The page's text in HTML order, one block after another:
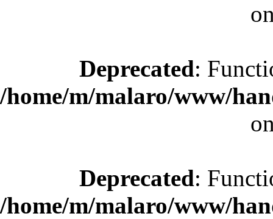
Deprecated:
/home/m/malaro/www/
Deprecated:
/home/m/malaro/www/